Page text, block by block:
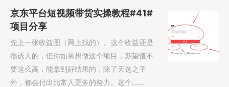
京东平台短视频带货实操教程#41#
项目分享
先上一张收益图（网上找的）。这个收益还是
很诱人的，但你如果想做这个项目，期望值不
要这么高，能拿到好结果的，除了天选之子
外，都会付出比常人更多的努力。这个......